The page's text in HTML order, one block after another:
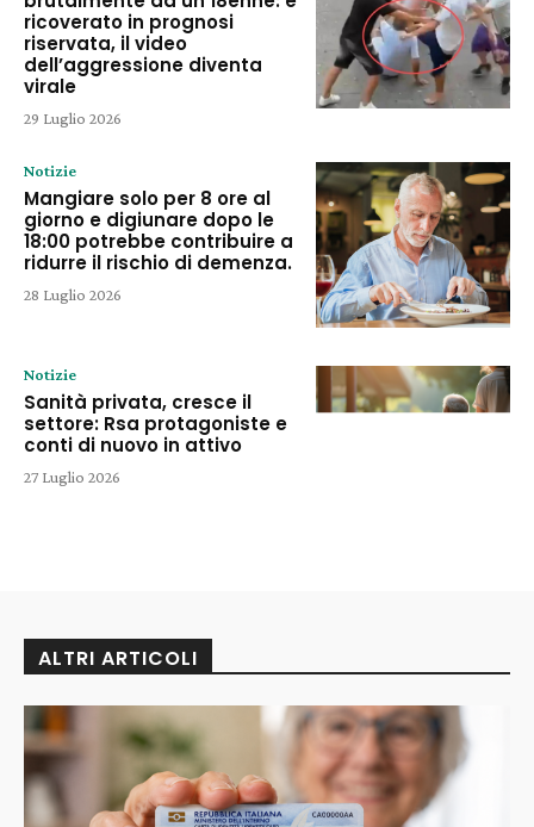
ricoverato in prognosi
riservata, il video
dell’aggressione diventa
virale
29 Luglio 2026
Notizie
Mangiare solo per 8 ore al
giorno e digiunare dopo le
18:00 potrebbe contribuire a
ridurre il rischio di demenza.
28 Luglio 2026
Notizie
Sanità privata, cresce il
settore: Rsa protagoniste e
conti di nuovo in attivo
27 Luglio 2026
ALTRI ARTICOLI